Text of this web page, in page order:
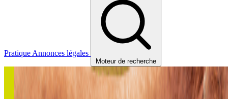
Pratique Annonces légales
Moteur de recherche